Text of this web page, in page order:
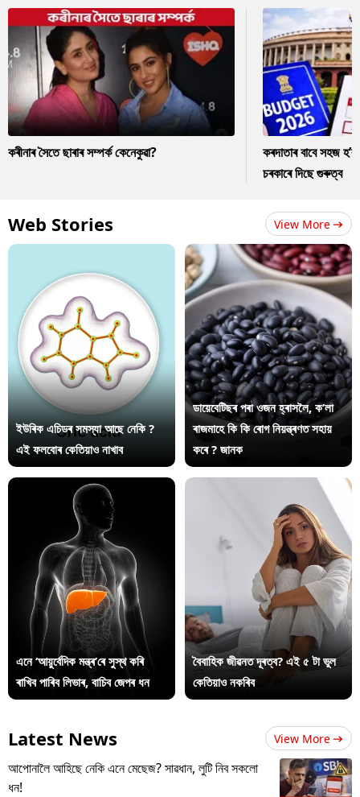
কৰীনাৰ সৈতে ছাৰাৰ সম্পৰ্ক কেনেকুৱা?
কৰদাতাৰ বাবে সহজ
চৰকাৰে দিছে গুৰুত্ব
Web Stories View More
ইউৰিক এচিডৰ সমস্যা আছে নেকি ?
এই ফলবোৰ কেতিয়াও নাখাব
ডায়েবেটিছৰ পৰা ওজন হ্ৰাসলৈ, ক’লা
ৰাজমাহে কি কি ৰোগ নিয়ন্ত্ৰণত সহায়
কৰে ? জানক
এনে ‘আয়ুৰ্বেদিক মন্ত্ৰ’ৰে সুস্থ কৰি
ৰাখিব পাৰিব লিভাৰ, বাচিব জেপৰ ধন
বৈবাহিক জীৱনত দূৰত্ব? এই ৫ টা ভুল
কেতিয়াও নকৰিব
Latest News View More
আপোনালৈ আহিছে নেকি এনে মেছেজ? সাৱধান, লুটি নিব সকলো
ধন!